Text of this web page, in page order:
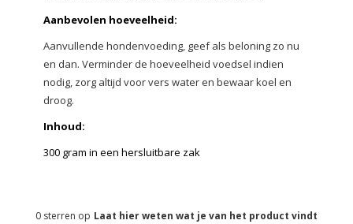
Aanbevolen hoeveelheid:
Aanvullende hondenvoeding, geef als beloning zo nu
en dan. Verminder de hoeveelheid voedsel indien
nodig, zorg altijd voor vers water en bewaar koel en
droog.
Inhoud:
300 gram in een hersluitbare zak
Laat hier weten wat je van het product vindt
0 sterren op